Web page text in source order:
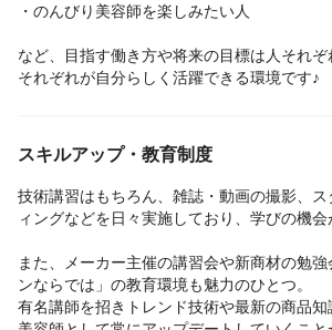
・のんびり美容師を楽しみたい人
など、目指す働き方や将来の目標は人それぞ
それぞれが自分らしく活躍できる環境です♪
スキルアップ・教育制度
技術講習はもちろん、雑誌・動画の撮影、
ィングなどを日々実施しており、学びの機会
また、メーカー主催の講習会や新商材の勉
ンならでは」の教育環境も魅力のひとつ。
有名講師を招きトレンド技術や最新の商品知